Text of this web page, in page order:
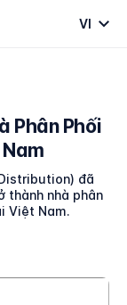
VI
Phân Phối
đã
thành nhà phân
Việt Nam.